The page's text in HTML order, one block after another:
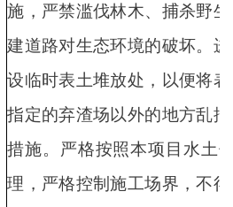
施，严禁滥伐林木、捕杀野
建道路对生态环境的破坏。
设临时表土堆放处，以便将
指定的弃渣场以外的地方乱
措施。严格按照本项目水土
理，严格控制施工场界，不